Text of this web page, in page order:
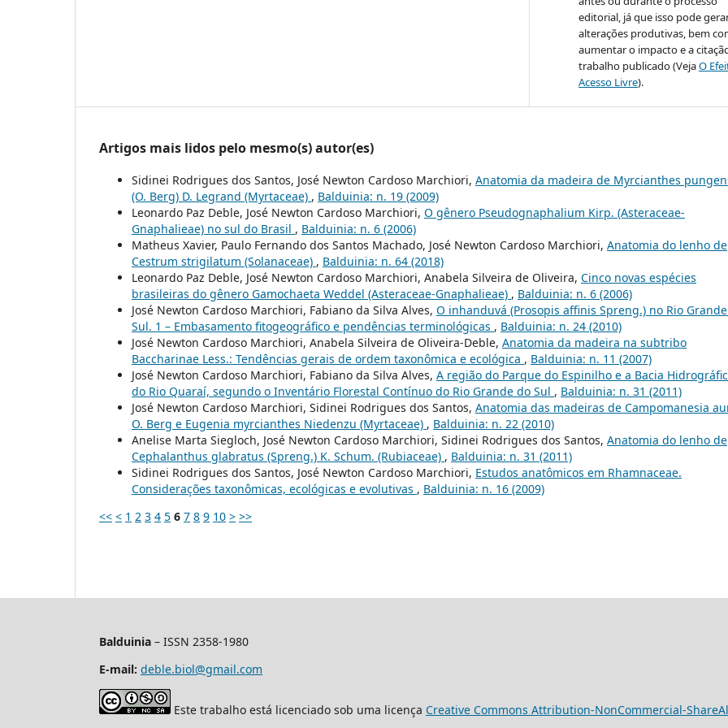
editorial, já que isso pode
alterações produtivas, bem
aumentar o impacto e a
trabalho publicado (VejaO
Acesso Livre).
Artigos mais lidos pelo mesmo(s) autor(es)
Sidinei Rodrigues dos Santos, José Newton Cardoso Marchiori, Anatomia da madeira de Myrcianthes
(O. Berg) D. Legrand (Myrtaceae) , Balduinia: n. 19 (2009)
Leonardo Paz Deble, José Newton Cardoso Marchiori, O gênero Pseudognaphalium Kirp. (Asteraceae-
Gnaphalieae) no sul do Brasil , Balduinia: n. 6 (2006)
Matheus Xavier, Paulo Fernando dos Santos Machado, José Newton Cardoso Marchiori, Anatomia do lenho de
Cestrum strigilatum (Solanaceae) , Balduinia: n. 64 (2018)
Leonardo Paz Deble, José Newton Cardoso Marchiori, Anabela Silveira de Oliveira, Cinco novas espécies
brasileiras do gênero Gamochaeta Weddel (Asteraceae-Gnaphalieae) , Balduinia: n. 6 (2006)
José Newton Cardoso Marchiori, Fabiano da Silva Alves, O inhanduvá (Prosopis affinis Spreng.) no Rio
Sul. 1 – Embasamento fitogeográfico e pendências terminológicas , Balduinia: n. 24 (2010)
José Newton Cardoso Marchiori, Anabela Silveira de Oliveira-Deble, Anatomia da madeira na subtribo
Baccharinae Less.: Tendências gerais de ordem taxonômica e ecológica , Balduinia: n. 11 (2007)
José Newton Cardoso Marchiori, Fabiano da Silva Alves, A região do Parque do Espinilho e a Bacia
do Rio Quaraí, segundo o Inventário Florestal Contínuo do Rio Grande do Sul , Balduinia: n. 31 (2011)
José Newton Cardoso Marchiori, Sidinei Rodrigues dos Santos, Anatomia das madeiras de Campomanesia
O. Berg e Eugenia myrcianthes Niedenzu (Myrtaceae) , Balduinia: n. 22 (2010)
Anelise Marta Siegloch, José Newton Cardoso Marchiori, Sidinei Rodrigues dos Santos, Anatomia do lenho de
Cephalanthus glabratus (Spreng.) K. Schum. (Rubiaceae) , Balduinia: n. 31 (2011)
Sidinei Rodrigues dos Santos, José Newton Cardoso Marchiori, Estudos anatômicos em Rhamnaceae.
Considerações taxonômicas, ecológicas e evolutivas , Balduinia: n. 16 (2009)
<< < 1 2 3 4 5 6 7 8 9 10 > >>
Balduinia – ISSN 2358-1980
E-mail: deble.biol@gmail.com
Este trabalho está licenciado sob uma licença Creative Commons Attribution-NonCommercial-